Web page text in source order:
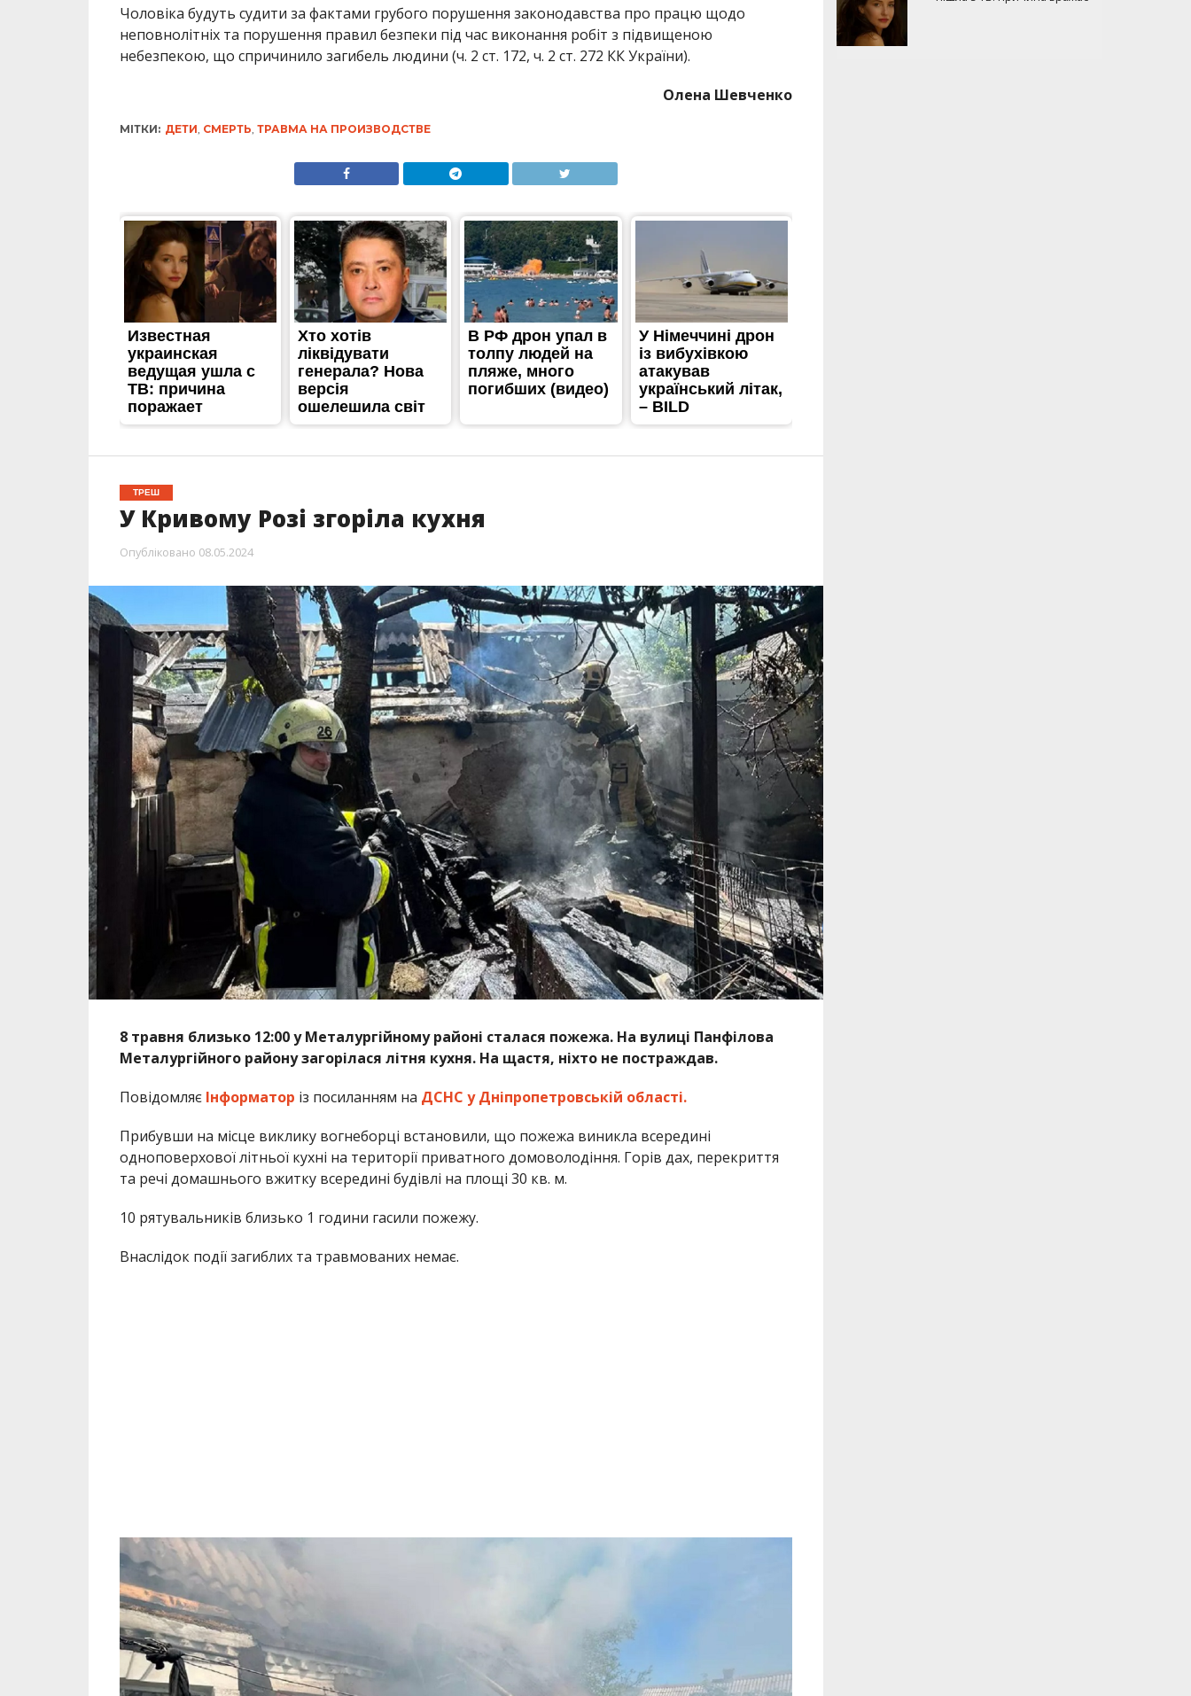
Чоловіка будуть судити за фактами грубого порушення законодавства про працю щодо
неповнолітніх та порушення правил безпеки під час виконання робіт з підвищеною
небезпекою, що спричинило загибель людини (ч. 2 ст. 172, ч. 2 ст. 272 КК України).
Олена Шевченко
МІТКИ: ДЕТИ, СМЕРТЬ, ТРАВМА НА ПРОИЗВОДСТВЕ
ТРЕШ
У Кривому Розі згоріла кухня
Опубліковано 08.05.2024
8 травня близько 12:00 у Металургійному районі сталася пожежа. На вулиці Панфілова
Металургійного району загорілася літня кухня. На щастя, ніхто не постраждав.
Повідомляє Інформатор із посиланням на ДСНС у Дніпропетровській області.
Прибувши на місце виклику вогнеборці встановили, що пожежа виникла всередині
одноповерхової літньої кухні на території приватного домоволодіння. Горів дах, перекриття
та речі домашнього вжитку всередині будівлі на площі 30 кв. м.
10 рятувальників близько 1 години гасили пожежу.
Внаслідок події загиблих та травмованих немає.